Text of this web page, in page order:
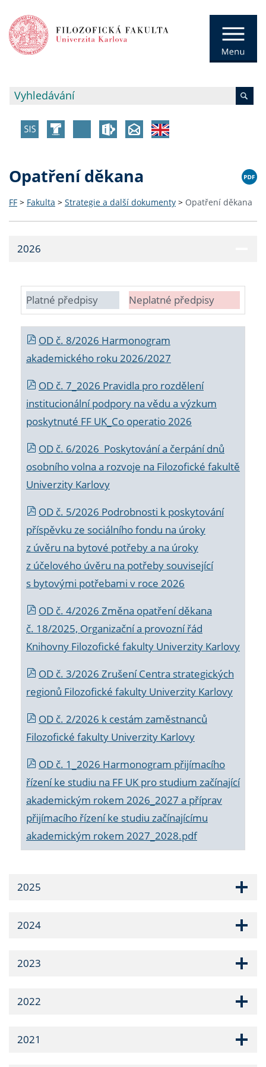
Opatření děkana
FF > Fakulta > Strategie a další dokumenty > Opatření děkana
2026
Platné předpisy Neplatné předpisy
OD č. 8/2026 Harmonogram
akademického roku 2026/2027
OD č. 7_2026 Pravidla pro rozdělení
institucionální podpory na vědu a výzkum
poskytnuté FF UK_Co operatio 2026
OD č. 6/2026 Poskytování a čerpání dnů
osobního volna a rozvoje na Filozofické fakultě
Univerzity Karlovy
OD č. 5/2026 Podrobnosti k poskytování
příspěvku ze sociálního fondu na úroky
z úvěru na bytové potřeby a na úroky
z účelového úvěru na potřeby související
s bytovými potřebami v roce 2026
OD č. 4/2026 Změna opatření děkana
č. 18/2025, Organizační a provozní řád
Knihovny Filozofické fakulty Univerzity Karlovy
OD č. 3/2026 Zrušení Centra strategických
regionů Filozofické fakulty Univerzity Karlovy
OD č. 2/2026 k cestám zaměstnanců
Filozofické fakulty Univerzity Karlovy
OD č. 1_2026 Harmonogram přijímacího
řízení ke studiu na FF UK pro studium začínající
akademickým rokem 2026_2027 a příprav
přijímacího řízení ke studiu začínajícímu
akademickým rokem 2027_2028.pdf
2025
2024
2023
2022
2021